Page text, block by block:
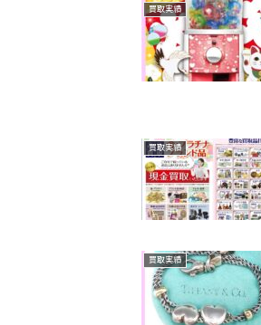
買取実績
買取実績
買取実績